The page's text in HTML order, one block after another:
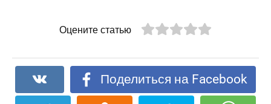
Оцените статью
Поделиться на Facebook